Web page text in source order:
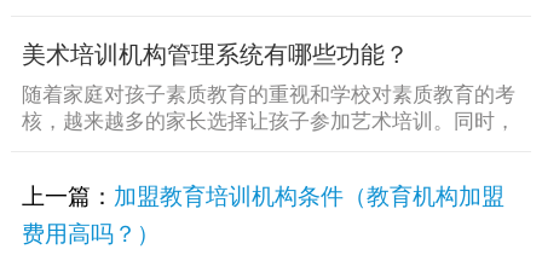
美术培训机构管理系统有哪些功能？
随着家庭对孩子素质教育的重视和学校对素质教育的考
核，越来越多的家长选择让孩子参加艺术培训。同时，
上一篇： 加盟教育培训机构条件（教育机构加盟
费用高吗？）